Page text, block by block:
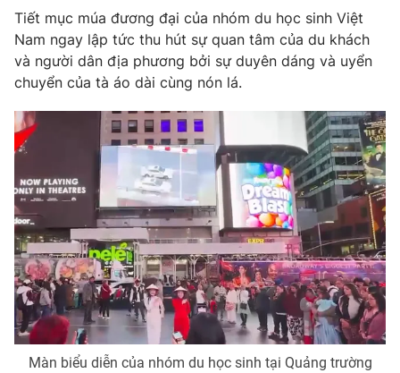
Sản phẩm
Thị trường
Tư vấn
Lịch phát sóng
Chuyên mục khác
Emagazine Podcast
Photo Infographic
Video Shorts video
VTV Money VTV Thể thao
VTV Sức khoẻ Bất động sản
Tiết mục múa đương đại của nhóm du học sinh Việt
Nam ngay lập tức thu hút sự quan tâm của du khách
và người dân địa phương bởi sự duyên dáng và uyển
chuyển của tà áo dài cùng nón lá.
Màn biểu diễn của nhóm du học sinh tại Quảng trường